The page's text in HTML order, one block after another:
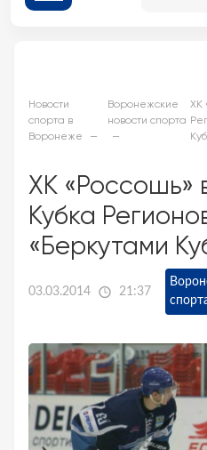
Новости
спорта в
Воронеже
Воронежские
новости спорта
ХК
ХК «Россошь»
Кубка
«Беркутами
03.03.2014 21:37